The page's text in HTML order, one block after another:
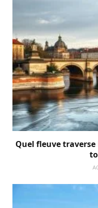
Quel fleuve traverse